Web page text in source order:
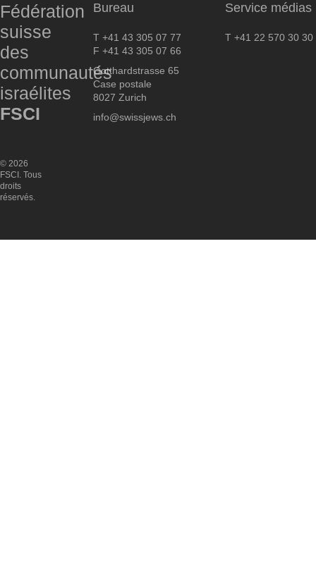
Fédération
suisse
des
communautés
israélites
FSCI
Bureau
T +41 43 305 07 77
F +41 43 305 07 66
Gotthardstrasse 65
Case postale
8027 Zurich
info@swissjews.ch
Service médias
T +41 22 570 30 30
© 2026
FSCI. Tous
droits
réservés.